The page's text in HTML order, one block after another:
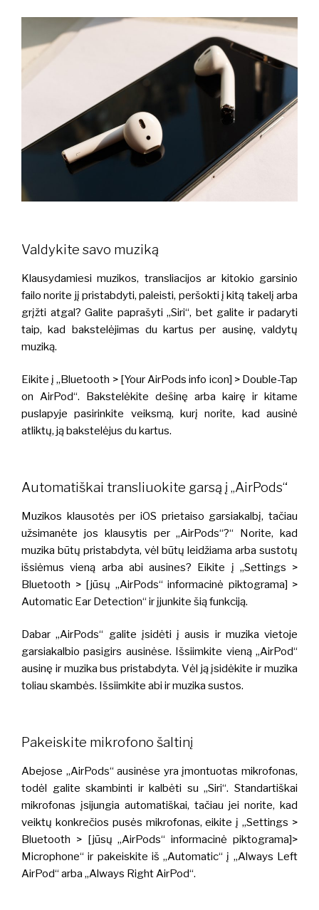
Valdykite savo muziką
Klausydamiesi muzikos, transliacijos ar kitokio garsinio
failo norite jį pristabdyti, paleisti, peršokti į kitą takelį arba
grįžti atgal? Galite paprašyti „Siri“, bet galite ir padaryti
taip, kad bakstelėjimas du kartus per ausinę, valdytų
muziką.
Eikite į „Bluetooth > [Your AirPods info icon] > Double-Tap
on AirPod“. Bakstelėkite dešinę arba kairę ir kitame
puslapyje pasirinkite veiksmą, kurį norite, kad ausinė
atliktų, ją bakstelėjus du kartus.
Automatiškai transliuokite garsą į „AirPods“
Muzikos klausotės per iOS prietaiso garsiakalbį, tačiau
užsimanėte jos klausytis per „AirPods“?“ Norite, kad
muzika būtų pristabdyta, vėl būtų leidžiama arba sustotų
išsiėmus vieną arba abi ausines? Eikite į „Settings >
Bluetooth > [jūsų „AirPods“ informacinė piktograma] >
Automatic Ear Detection“ ir įjunkite šią funkciją.
Dabar „AirPods“ galite įsidėti į ausis ir muzika vietoje
garsiakalbio pasigirs ausinėse. Išsiimkite vieną „AirPod“
ausinę ir muzika bus pristabdyta. Vėl ją įsidėkite ir muzika
toliau skambės. Išsiimkite abi ir muzika sustos.
Pakeiskite mikrofono šaltinį
Abejose „AirPods“ ausinėse yra įmontuotas mikrofonas,
todėl galite skambinti ir kalbėti su „Siri“. Standartiškai
mikrofonas įsijungia automatiškai, tačiau jei norite, kad
veiktų konkrečios pusės mikrofonas, eikite į „Settings >
Bluetooth > [jūsų „AirPods“ informacinė piktograma]>
Microphone“ ir pakeiskite iš „Automatic“ į „Always Left
AirPod“ arba „Always Right AirPod“.